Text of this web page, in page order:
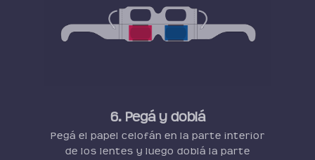
6. Pegá y doblá
Pegá el papel celofán en la parte interior
de los lentes y luego doblá la parte